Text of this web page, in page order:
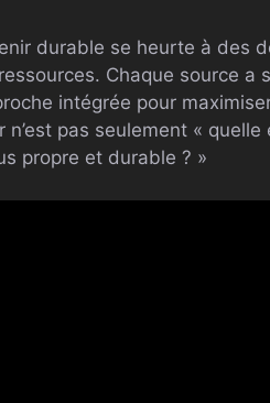
durable se heurte à des
Chaque source a
intégrée pour
pas seulement «
propre et durable ? »